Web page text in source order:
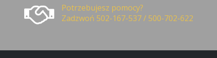
Potrzebujesz pomocy?
Zadzwoń 502-167-537 / 500-702-622